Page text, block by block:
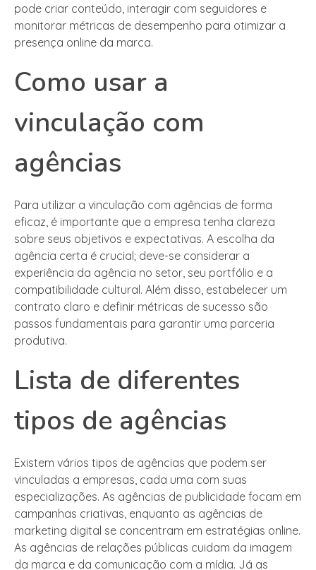
pode criar conteúdo, interagir com seguidores e
monitorar métricas de desempenho para otimizar a
presença online da marca.
Como usar a
vinculação com
agências
Para utilizar a vinculação com agências de forma
eficaz, é importante que a empresa tenha clareza
sobre seus objetivos e expectativas. A escolha da
agência certa é crucial; deve-se considerar a
experiência da agência no setor, seu portfólio e a
compatibilidade cultural. Além disso, estabelecer um
contrato claro e definir métricas de sucesso são
passos fundamentais para garantir uma parceria
produtiva.
Lista de diferentes
tipos de agências
Existem vários tipos de agências que podem ser
vinculadas a empresas, cada uma com suas
especializações. As agências de publicidade focam em
campanhas criativas, enquanto as agências de
marketing digital se concentram em estratégias online.
As agências de relações públicas cuidam da imagem
da marca e da comunicação com a mídia. Já as